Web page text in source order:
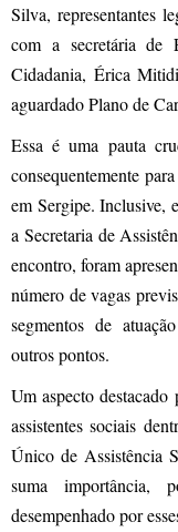
Silva, representantes
com a secretária de
Cidadania, Érica
aguardado Plano de
Essa é uma pauta
consequentemente
em Sergipe. Inclusive,
a Secretaria de
encontro, foram
número de vagas
segmentos de
outros pontos.
Um aspecto
assistentes sociais
Único de Assistência
suma importância,
desempenhado por